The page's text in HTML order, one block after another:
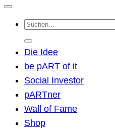
Suchen
nach:
Die Idee
be pART of it
Social Investor
pARTner
Wall of Fame
Shop